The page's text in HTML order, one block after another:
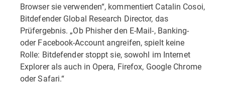
Browser sie verwenden“, kommentiert Catalin Cosoi,
Bitdefender Global Research Director, das
Prüfergebnis. „Ob Phisher den E-Mail-, Banking-
oder Facebook-Account angreifen, spielt keine
Rolle: Bitdefender stoppt sie, sowohl im Internet
Explorer als auch in Opera, Firefox, Google Chrome
oder Safari.“